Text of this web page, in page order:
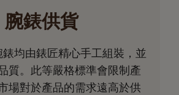
腕錶供貨
錶均由錶匠精心手工組裝，並
質。此等嚴格標準會限制產
場對於產品的需求遠高於供